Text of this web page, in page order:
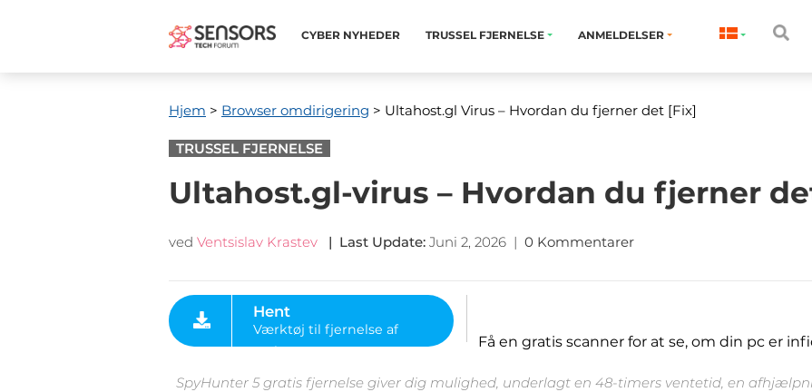
CYBER ​​NYHEDER TRUSSEL FJERNELSE ANMELDELSER
Hjem > Browser omdirigering > Ultahost.gl Virus – Hvordan du fjerner det [Fix]
TRUSSEL FJERNELSE
Ultahost.gl-virus – Hvordan du fjerner
ved Ventsislav Krastev | Last Update: Juni 2, 2026 | 0 Kommentarer
Værktøj til fjernelse af
malware
Få en gratis scanner for at se, om din pc er
SpyHunter 5 gratis fjernelse giver dig mulighed, underlagt en 48-timers ventetid, en